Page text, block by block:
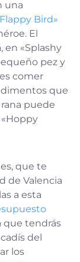
una
Bird»
El
en «Splashy
pez y
comer
que
puede
que te
de Valencia
a esta
que tendrás
del
los